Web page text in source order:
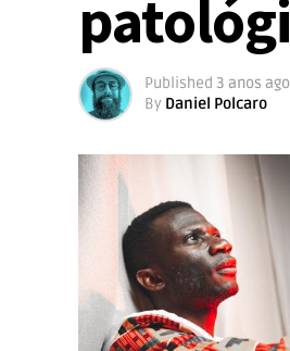
Published 3 anos ago
By Daniel Polcaro